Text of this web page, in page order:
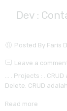
Dev :
Posted By Faris
Leave a
… . Projects : .
Delete. CRUD
Read more